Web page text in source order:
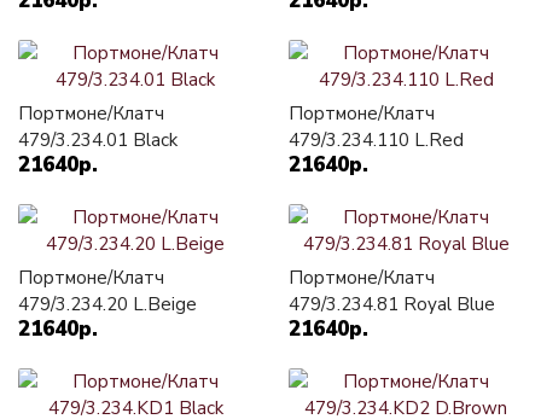
Портмоне/Клатч
479/3.234.01 Black
21640р.
Портмоне/Клатч
479/3.234.110 L.Red
21640р.
Портмоне/Клатч
479/3.234.20 L.Beige
21640р.
Портмоне/Клатч
479/3.234.81 Royal Blue
21640р.